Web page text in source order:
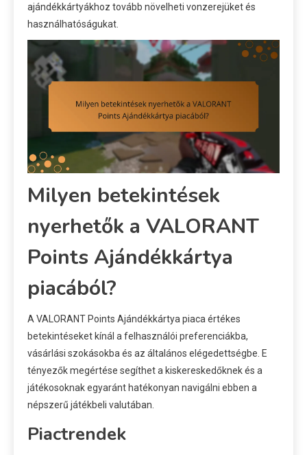
ajándékkártyákhoz tovább növelheti vonzerejüket és
használhatóságukat.
Milyen betekintések
nyerhetők a VALORANT
Points Ajándékkártya
piacából?
A VALORANT Points Ajándékkártya piaca értékes
betekintéseket kínál a felhasználói preferenciákba,
vásárlási szokásokba és az általános elégedettségbe. E
tényezők megértése segíthet a kiskereskedőknek és a
játékosoknak egyaránt hatékonyan navigálni ebben a
népszerű játékbeli valutában.
Piactrendek